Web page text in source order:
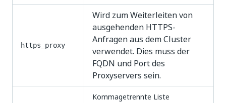
https_proxy
Wird zum Weiterleiten von
ausgehenden HTTPS-
Anfragen aus dem Cluster
verwendet. Dies muss der
FQDN und Port des
Proxyservers sein.
Kommagetrennte Liste